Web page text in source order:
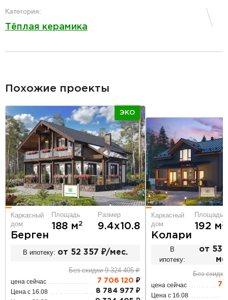
Категория:
Тёплая керамика
Похожие проекты
ЭКО
Каркасный
дом
Берген
Площадь
188 м2
Размер
9.4х10.8
В ипотеку: от 52 357 ₽/мес.
Без скидки 9 324 405 ₽
цена сейчас 7 706 120 ₽
Цена с 16.08 8 784 977 ₽
Каркасный
дом
Колари
Площадь
192 м2
В
ипотеку:
от 53
Без
цена сейчас 7
Цена с 16.08